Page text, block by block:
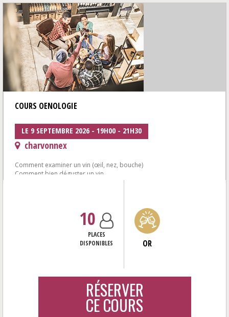
COURS OENOLOGIE
LE 9 SEPTEMBRE 2026 - 19H00 - 21H30
charvonnex
Comment examiner un vin (œil, nez, bouche)
Comment bien déguster un vin...
Réunir les bonnes conditions (verre, température, carafage,...)<...
10
PLACES
DISPONIBLES
OR
RÉSERVER
CE COURS